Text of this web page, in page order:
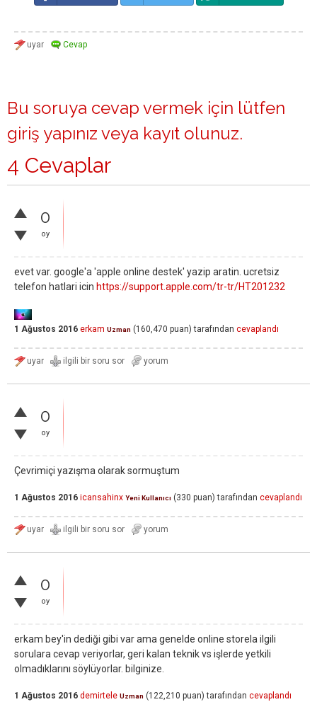
Bu soruya cevap vermek için lütfen
giriş yapınız veya kayıt olunuz.
4 Cevaplar
0
oy
evet var. google'a 'apple online destek' yazip aratin. ucretsiz
telefon hatlari icin https://support.apple.com/tr-tr/HT201232
1 Ağustos 2016 erkam Uzman (160,470 puan) tarafından cevaplandı
0
oy
Çevrimiçi yazışma olarak sormuştum
1 Ağustos 2016 icansahinx Yeni Kullanıcı (330 puan) tarafından cevaplandı
0
oy
erkam bey'in dediği gibi var ama genelde online storela ilgili
sorulara cevap veriyorlar, geri kalan teknik vs işlerde yetkili
olmadıklarını söylüyorlar. bilginize.
1 Ağustos 2016 demirtele Uzman (122,210 puan) tarafından cevaplandı